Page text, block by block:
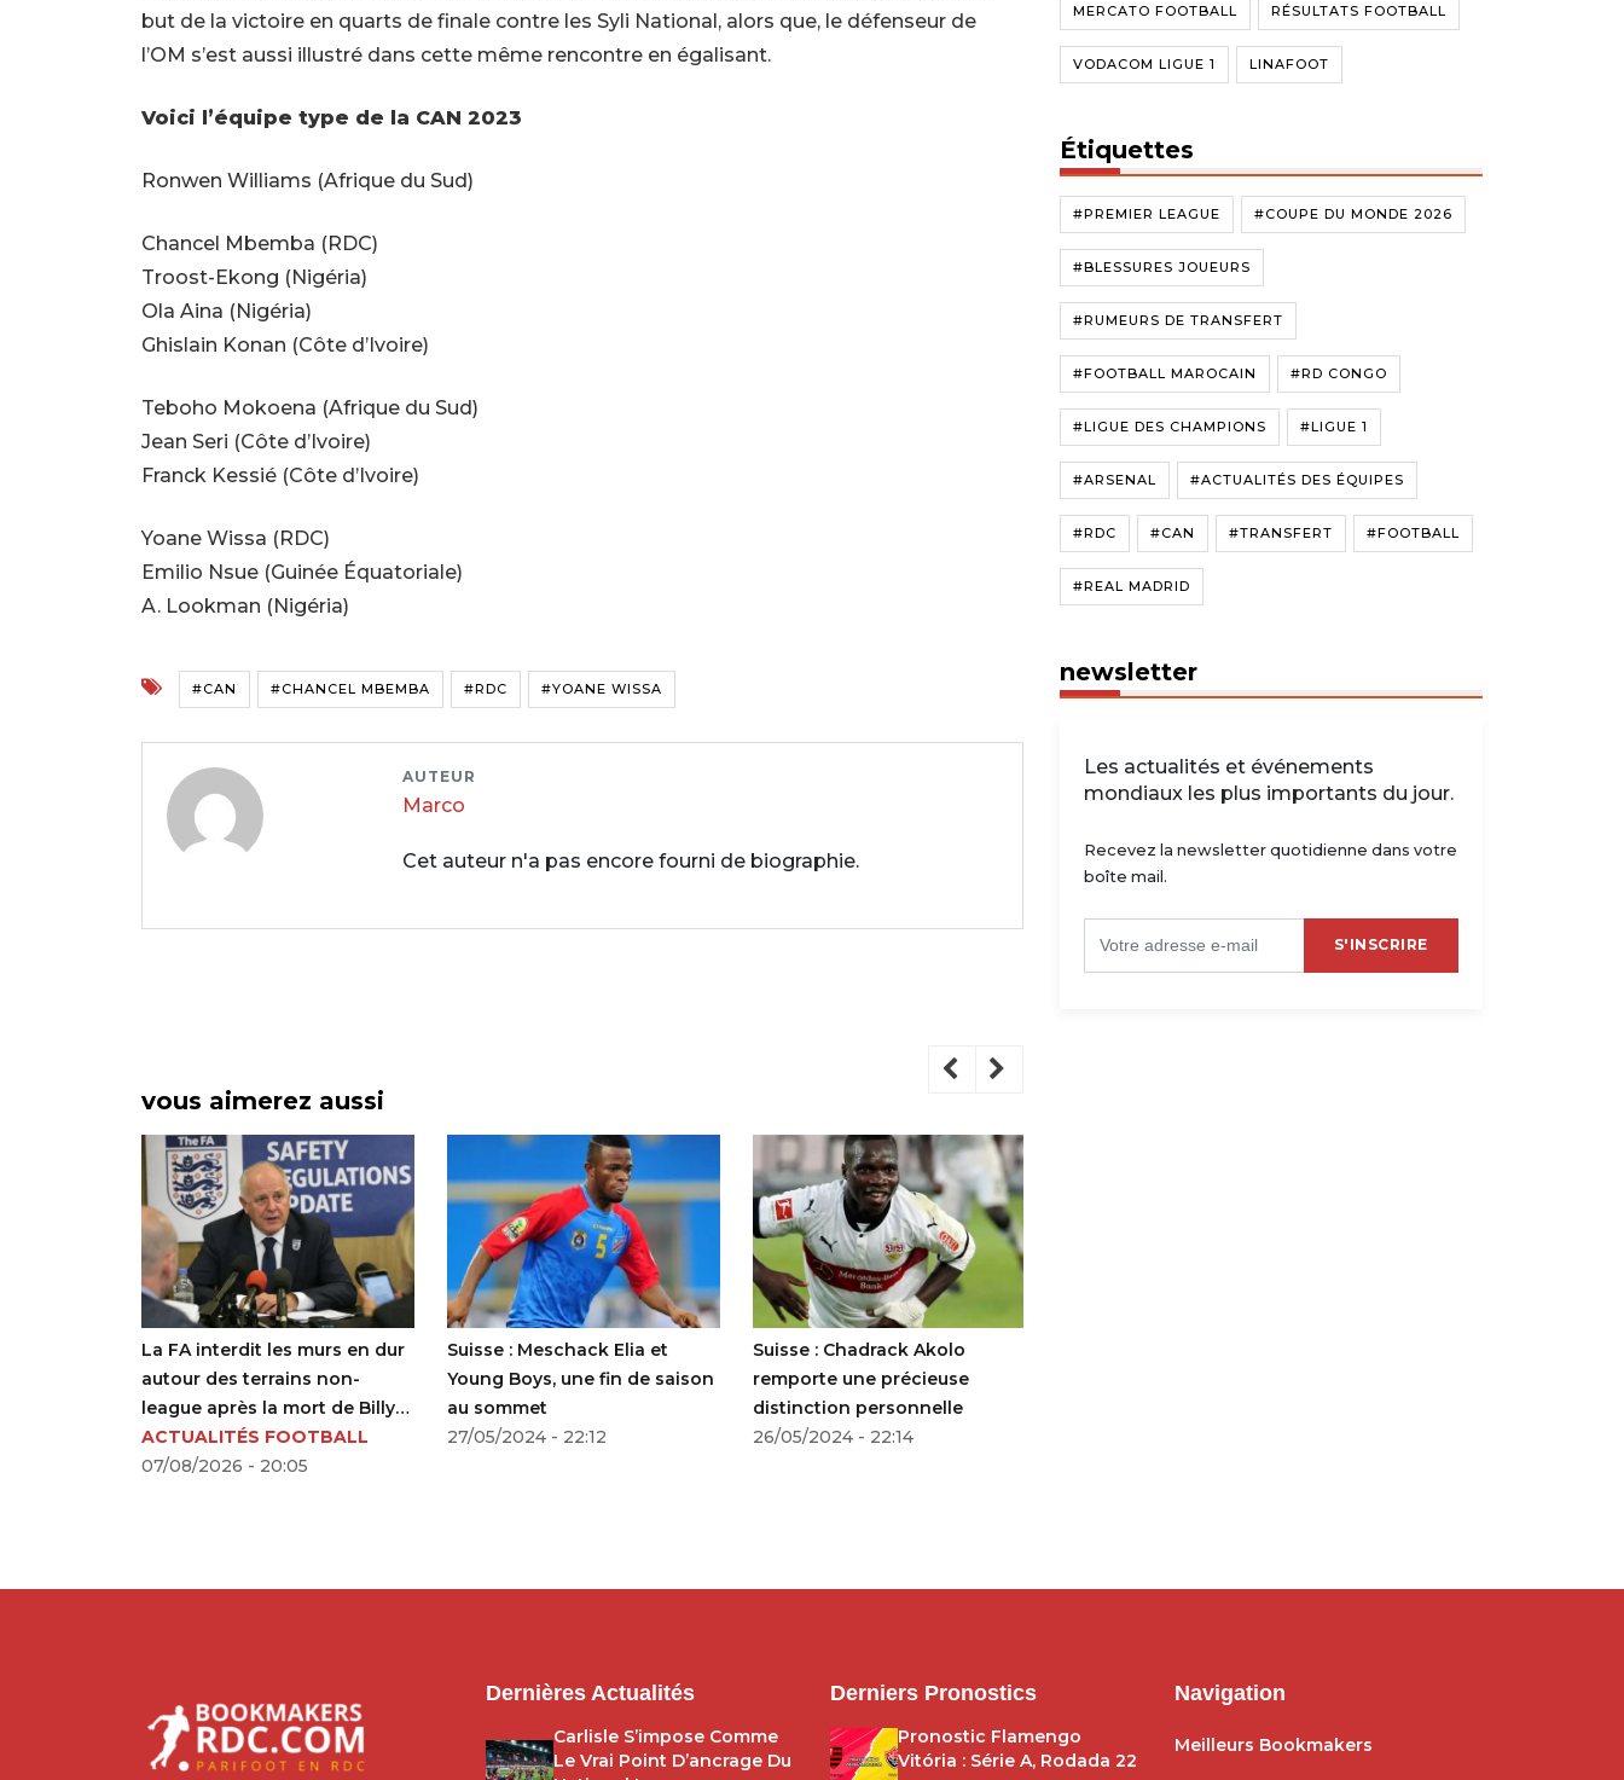
but de la victoire en quarts de finale contre les Syli National, alors que, le défenseur de
l’OM s’est aussi illustré dans cette même rencontre en égalisant.
Voici l’équipe type de la CAN 2023
Ronwen Williams (Afrique du Sud)
Chancel Mbemba (RDC)
Troost-Ekong (Nigéria)
Ola Aina (Nigéria)
Ghislain Konan (Côte d’Ivoire)
Teboho Mokoena (Afrique du Sud)
Jean Seri (Côte d’Ivoire)
Franck Kessié (Côte d’Ivoire)
Yoane Wissa (RDC)
Emilio Nsue (Guinée Équatoriale)
A. Lookman (Nigéria)
#CAN #CHANCEL MBEMBA #RDC #YOANE WISSA
AUTEUR
Marco
Cet auteur n'a pas encore fourni de biographie.
vous aimerez aussi
La FA interdit les murs en dur
autour des terrains non-
league après la mort de Billy
Vigar
ACTUALITÉS FOOTBALL
07/08/2026 - 20:05
Suisse : Meschack Elia et
Young Boys, une fin de saison
au sommet
27/05/2024 - 22:12
Suisse : Chadrack Akolo
remporte une précieuse
distinction personnelle
26/05/2024 - 22:14
MERCATO FOOTBALL RÉSULTATS FOOTBALL
VODACOM LIGUE 1 LINAFOOT
Étiquettes
#PREMIER LEAGUE #COUPE DU MONDE 2026
#BLESSURES JOUEURS
#RUMEURS DE TRANSFERT
#FOOTBALL MAROCAIN #RD CONGO
#LIGUE DES CHAMPIONS #LIGUE 1
#ARSENAL #ACTUALITÉS DES ÉQUIPES
#RDC #CAN #TRANSFERT #FOOTBALL
#REAL MADRID
newsletter
Les actualités et événements
mondiaux les plus importants du jour.
Recevez la newsletter quotidienne dans votre
boîte mail.
S'INSCRIRE
Dernières Actualités
Carlisle S’impose Comme
Le Vrai Point D’ancrage Du
Derniers Pronostics
Pronostic Flamengo
Vitória : Série A, Rodada 22
Navigation
Meilleurs Bookmakers